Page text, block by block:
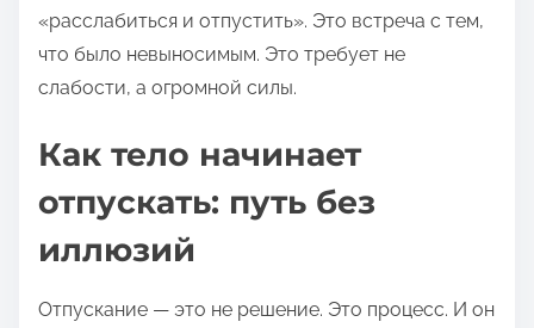
«расслабиться и отпустить». Это встреча с тем,
что было невыносимым. Это требует не
слабости, а огромной силы.
Как тело начинает
отпускать: путь без
иллюзий
Отпускание — это не решение. Это процесс. И он